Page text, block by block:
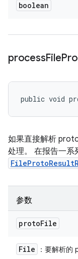
boolean
processFile
public void
如果直接解析
处理。 在报告一系
参数
protoFile
File ：要解析的